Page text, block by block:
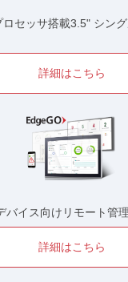
ロセッサ搭載3.5" シン
詳細はこちら
バイス向けリモート管
詳細はこちら